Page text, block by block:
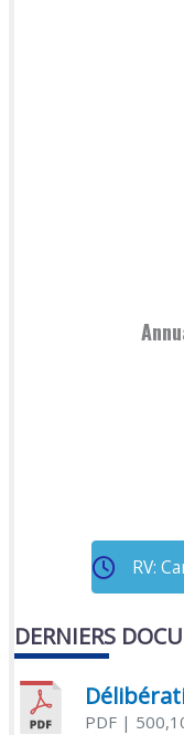
RV:
DERNIERS
PDF|